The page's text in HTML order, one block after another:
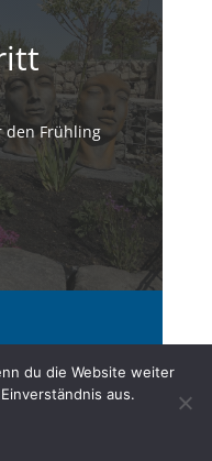
den Frühling
du die Website weiter
aus.